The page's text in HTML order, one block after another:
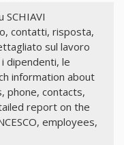
contatti, risposta,
sul lavoro
i dipendenti, le
information about
phone, contacts,
report on the
employees,